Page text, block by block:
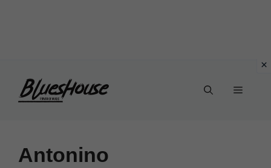
Menu
Antonino